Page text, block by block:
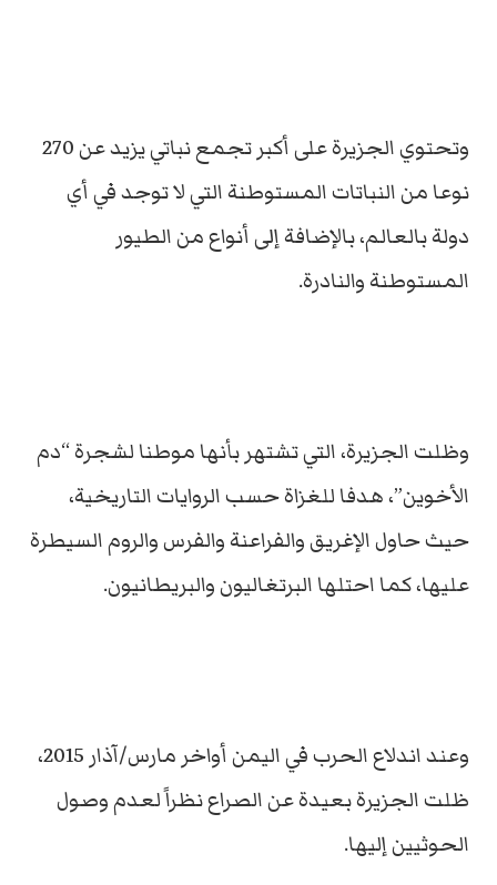
وتحتوي الجزيرة على أكبر تجمع نباتي يزيد عن 270
نوعا من النباتات المستوطنة التي لا توجد في أي
دولة بالعالم، بالإضافة إلى أنواع من الطيور
المستوطنة والنادرة.
وظلت الجزيرة، التي تشتهر بأنها موطنا لشجرة “دم
الأخوين”، هدفا للغزاة حسب الروايات التاريخية،
حيث حاول الإغريق والفراعنة والفرس والروم السيطرة
عليها، كما احتلها البرتغاليون والبريطانيون.
وعند اندلاع الحرب في اليمن أواخر مارس/آذار 2015،
ظلت الجزيرة بعيدة عن الصراع نظراً لعدم وصول
الحوثيين إليها.